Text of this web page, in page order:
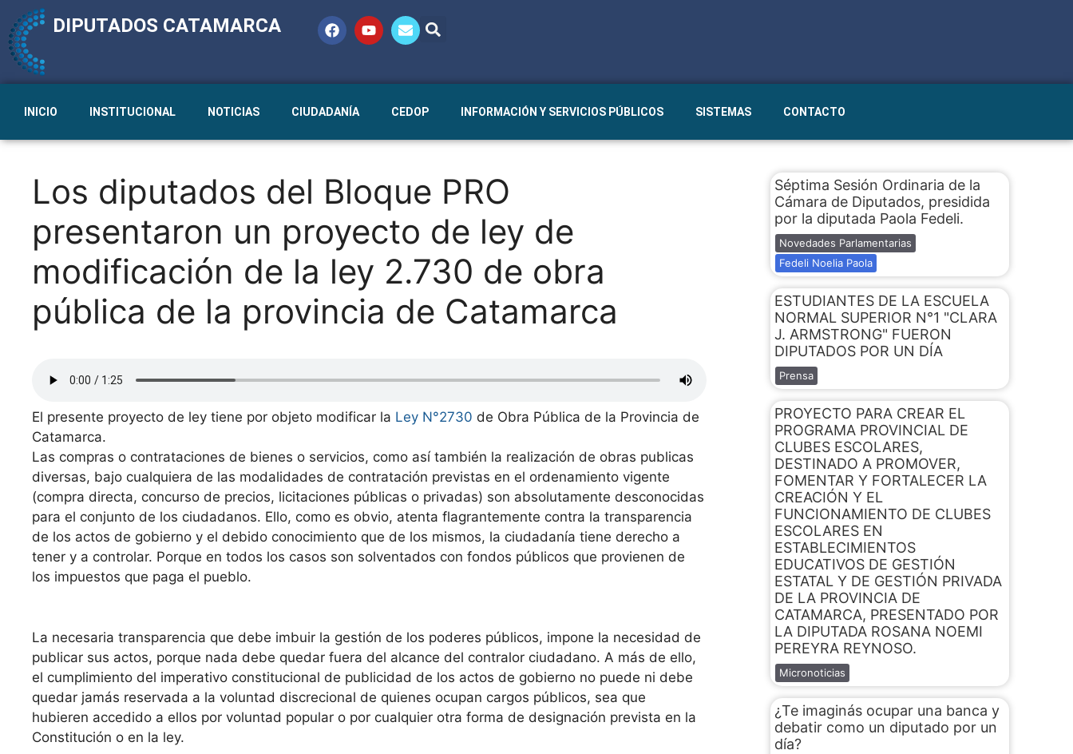
DIPUTADOS CATAMARCA
INICIO INSTITUCIONAL NOTICIAS CIUDADANÍA CEDOP INFORMACIÓN Y SERVICIOS PÚBLICOS SISTEMAS CONTACTO
Los diputados del Bloque PRO
presentaron un proyecto de ley de
modificación de la ley 2.730 de obra
pública de la provincia de Catamarca
El presente proyecto de ley tiene por objeto modificar la Ley N°2730 de Obra Pública de la Provincia de
Catamarca.
Las compras o contrataciones de bienes o servicios, como así también la realización de obras publicas
diversas, bajo cualquiera de las modalidades de contratación previstas en el ordenamiento vigente
(compra directa, concurso de precios, licitaciones públicas o privadas) son absolutamente desconocidas
para el conjunto de los ciudadanos. Ello, como es obvio, atenta flagrantemente contra la transparencia
de los actos de gobierno y el debido conocimiento que de los mismos, la ciudadanía tiene derecho a
tener y a controlar. Porque en todos los casos son solventados con fondos públicos que provienen de
los impuestos que paga el pueblo.
La necesaria transparencia que debe imbuir la gestión de los poderes públicos, impone la necesidad de
publicar sus actos, porque nada debe quedar fuera del alcance del contralor ciudadano. A más de ello,
el cumplimiento del imperativo constitucional de publicidad de los actos de gobierno no puede ni debe
quedar jamás reservada a la voluntad discrecional de quienes ocupan cargos públicos, sea que
hubieren accedido a ellos por voluntad popular o por cualquier otra forma de designación prevista en la
Constitución o en la ley.
Séptima Sesión Ordinaria de la
Cámara de Diputados, presidida
por la diputada Paola Fedeli.
Novedades Parlamentarias
Fedeli Noelia Paola
ESTUDIANTES DE LA ESCUELA
NORMAL SUPERIOR N°1 "CLARA
J. ARMSTRONG" FUERON
DIPUTADOS POR UN DÍA
Prensa
PROYECTO PARA CREAR EL
PROGRAMA PROVINCIAL DE
CLUBES ESCOLARES,
DESTINADO A PROMOVER,
FOMENTAR Y FORTALECER LA
CREACIÓN Y EL
FUNCIONAMIENTO DE CLUBES
ESCOLARES EN
ESTABLECIMIENTOS
EDUCATIVOS DE GESTIÓN
ESTATAL Y DE GESTIÓN PRIVADA
DE LA PROVINCIA DE
CATAMARCA, PRESENTADO POR
LA DIPUTADA ROSANA NOEMI
PEREYRA REYNOSO.
Micronoticias
¿Te imaginás ocupar una banca y
debatir como un diputado por un
día?